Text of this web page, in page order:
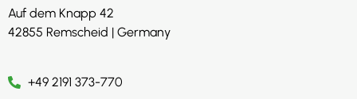
Auf dem Knapp 42
42855 Remscheid | Germany
+49 2191 373-770